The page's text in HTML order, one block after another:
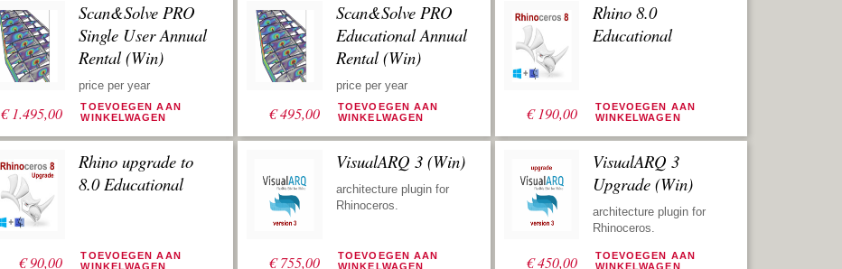
€1.495,00
Scan&Solve PRO
Single User Annual
Rental (Win)
price per year
TOEVOEGEN AAN
WINKELWAGEN
€495,00
Scan&Solve PRO
Educational Annual
Rental (Win)
price per year
TOEVOEGEN AAN
WINKELWAGEN
€190,00
Rhino 8.0
Educational
TOEVOEGEN AAN
WINKELWAGEN
€90,00
Rhino upgrade to
8.0 Educational
TOEVOEGEN AAN
WINKELWAGEN
€755,00
VisualARQ 3 (Win)
architecture plugin for
Rhinoceros.
TOEVOEGEN AAN
WINKELWAGEN
€450,00
VisualARQ 3
Upgrade (Win)
architecture plugin for
Rhinoceros.
TOEVOEGEN AAN
WINKELWAGEN